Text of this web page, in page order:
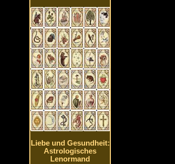
Liebe und Gesundheit:
Astrologisches
Lenormand